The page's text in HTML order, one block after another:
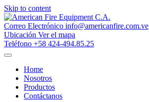
Skip to content
Correo Electrónico info@americanfire.com.ve
Ubicación Ver el mapa
Teléfono +58 424-494.85.25
Home
Nosotros
Productos
Contáctanos